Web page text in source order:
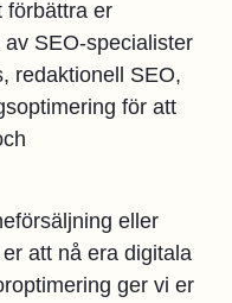
förbättra er
SEO-specialister
redaktionell SEO,
för att
eller
att nå era digitala
ger vi er